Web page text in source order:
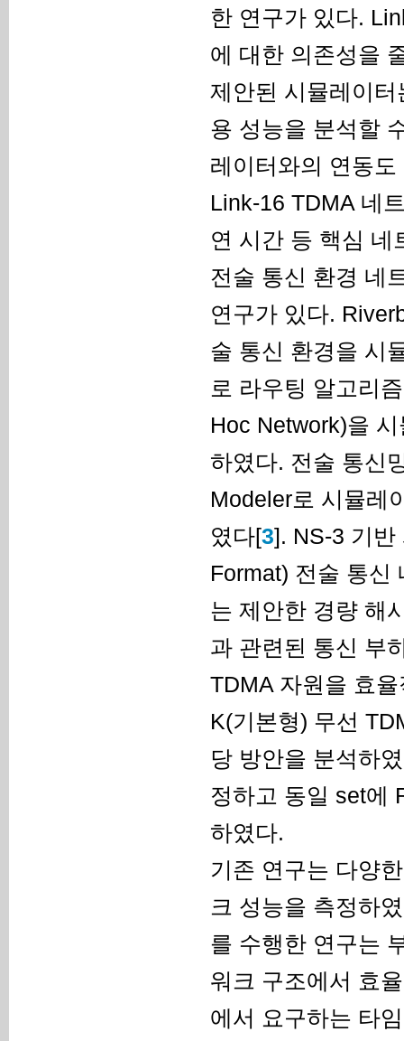
한 연구가 있다.
에 대한 의존성을
제안된 시뮬레이
용 성능을 분석할
레이터와의 연동
Link-16 TDMA 네
연 시간 등 핵심 네
전술 통신 환경 네
연구가 있다.
술 통신 환경을 시
로 라우팅 알고리
Hoc Network)을
하였다. 전술 통신
Modeler로 시뮬레
였다[3]. NS-3 기반
Format) 전술 통신
는 제안한 경량 해
과 관련된 통신 부
TDMA 자원을 효
K(기본형) 무선
당 방안을 분석하
정하고 동일 set에
하였다.
기존 연구는 다양
크 성능을 측정하
를 수행한 연구는
워크 구조에서 효
에서 요구하는 타